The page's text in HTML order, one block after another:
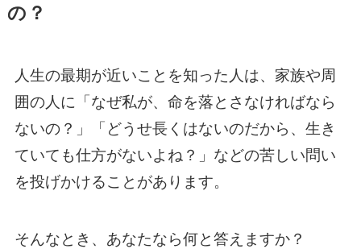
の？
人生の最期が近いことを知った人は、家族や周
囲の人に「なぜ私が、命を落とさなければなら
ないの？」「どうせ長くはないのだから、生き
ていても仕方がないよね？」などの苦しい問い
を投げかけることがあります。
そんなとき、あなたなら何と答えますか？